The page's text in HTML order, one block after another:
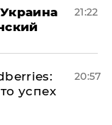
21:22
успех
20:57